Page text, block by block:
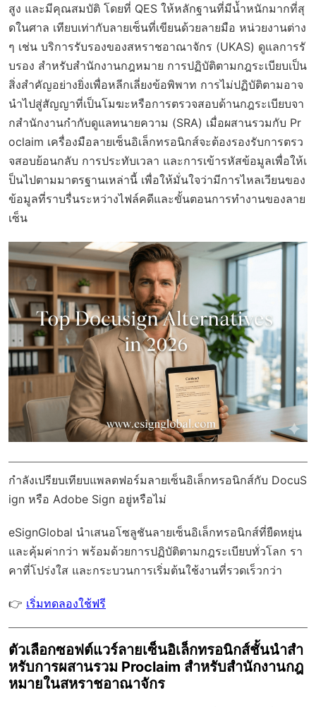
สูง และมีคุณสมบัติ โดยที่ QES ให้หลักฐานที่มีน้ำหนักมากที่สุ
ดในศาล เทียบเท่ากับลายเซ็นที่เขียนด้วยลายมือ หน่วยงานต่าง
ๆ เช่น บริการรับรองของสหราชอาณาจักร (UKAS) ดูแลการรั
บรอง สำหรับสำนักงานกฎหมาย การปฏิบัติตามกฎระเบียบเป็น
สิ่งสำคัญอย่างยิ่งเพื่อหลีกเลี่ยงข้อพิพาท การไม่ปฏิบัติตามอาจ
นำไปสู่สัญญาที่เป็นโมฆะหรือการตรวจสอบด้านกฎระเบียบจา
กสำนักงานกำกับดูแลทนายความ (SRA) เมื่อผสานรวมกับ Pr
oclaim เครื่องมือลายเซ็นอิเล็กทรอนิกส์จะต้องรองรับการตรว
จสอบย้อนกลับ การประทับเวลา และการเข้ารหัสข้อมูลเพื่อให้เ
ป็นไปตามมาตรฐานเหล่านี้ เพื่อให้มั่นใจว่ามีการไหลเวียนของ
ข้อมูลที่ราบรื่นระหว่างไฟล์คดีและขั้นตอนการทำงานของลาย
เซ็น
กำลังเปรียบเทียบแพลตฟอร์มลายเซ็นอิเล็กทรอนิกส์กับ DocuS
ign หรือ Adobe Sign อยู่หรือไม่
eSignGlobal นำเสนอโซลูชันลายเซ็นอิเล็กทรอนิกส์ที่ยืดหยุ่น
และคุ้มค่ากว่า พร้อมด้วยการปฏิบัติตามกฎระเบียบทั่วโลก รา
คาที่โปร่งใส และกระบวนการเริ่มต้นใช้งานที่รวดเร็วกว่า
👉 เริ่มทดลองใช้ฟรี
ตัวเลือกซอฟต์แวร์ลายเซ็นอิเล็กทรอนิกส์ชั้นนำสำ
หรับการผสานรวม Proclaim สำหรับสำนักงานกฎ
หมายในสหราชอาณาจักร